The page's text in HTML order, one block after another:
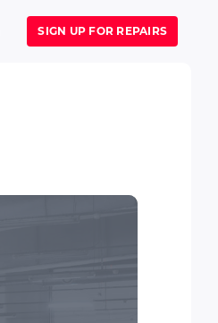
SIGN UP FOR REPAIRS